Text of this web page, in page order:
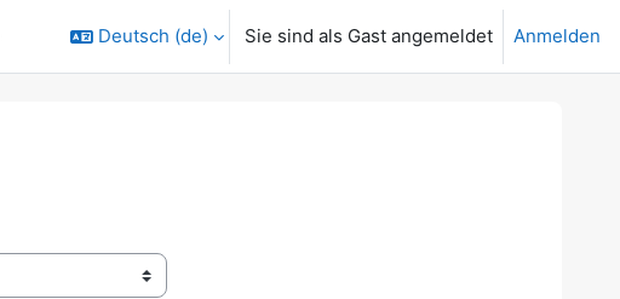
Deutsch ‎(de)‎ Sie sind als Gast angemeldet Anmelden